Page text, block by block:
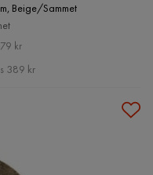
Beige/Sammet
kr
389 kr